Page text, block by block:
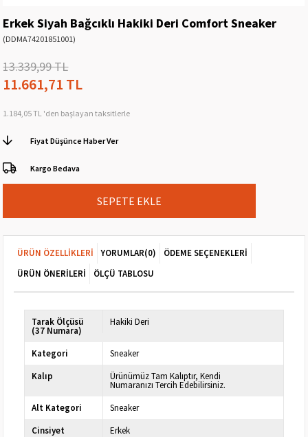
Erkek Siyah Bağcıklı Hakiki Deri Comfort Sneaker
(DDMA74201851001)
13.339,99 TL
11.661,71 TL
1.184,05 TL 'den başlayan taksitlerle
Fiyat Düşünce Haber Ver
Kargo Bedava
ÜRÜN ÖZELLIKLERI YORUMLAR(0)
ÖDEME SEÇENEKLERI
ÜRÜN ÖNERILERI
ÖLÇÜ TABLOSU
Tarak Ölçüsü
(37 Numara)
Hakiki Deri
Kategori
Sneaker
Kalıp
Ürünümüz Tam Kalıptır, Kendi
Numaranızı Tercih Edebilirsiniz.
Alt Kategori
Sneaker
Cinsiyet
Erkek